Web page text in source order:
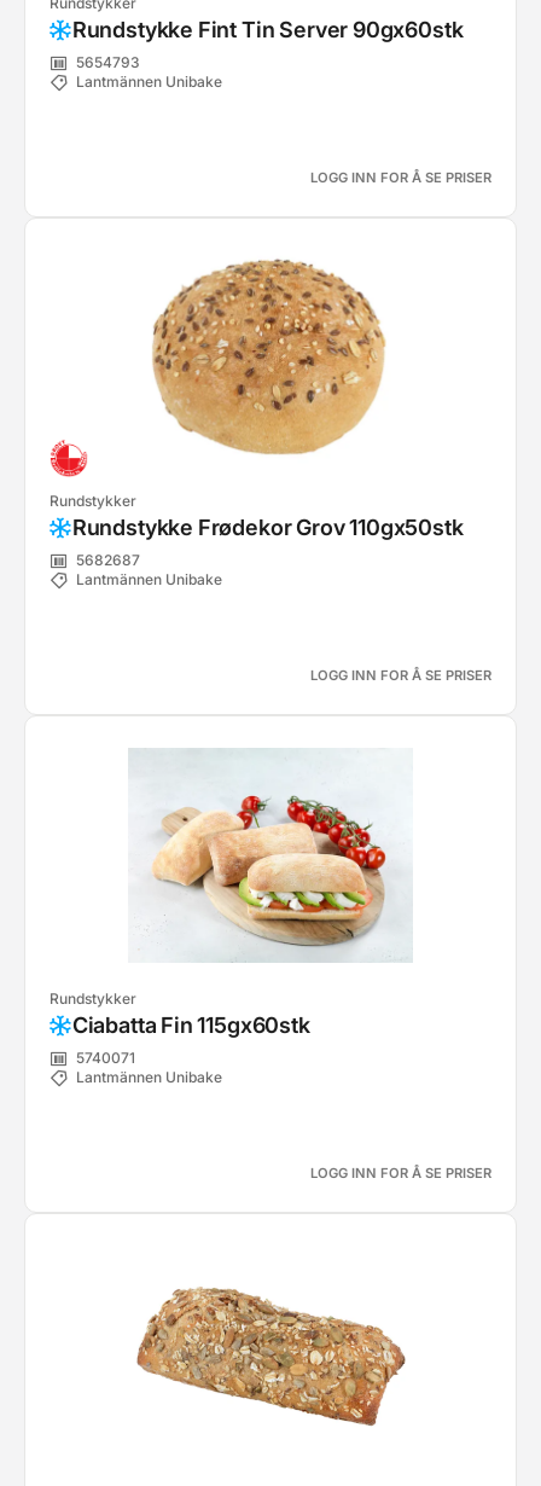
Rundstykke Fint Tin Server 90gx60stk
5654793
Lantmännen Unibake
LOGG INN FOR Å SE PRISER
Rundstykker
Rundstykke Frødekor Grov 110gx50stk
5682687
Lantmännen Unibake
LOGG INN FOR Å SE PRISER
Rundstykker
Ciabatta Fin 115gx60stk
5740071
Lantmännen Unibake
LOGG INN FOR Å SE PRISER